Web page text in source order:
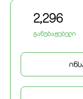
2,296
განუბაჟებელი